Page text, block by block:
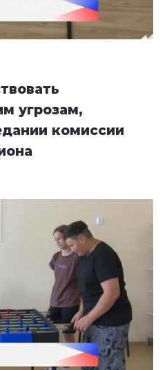
угрозам,
комиссии